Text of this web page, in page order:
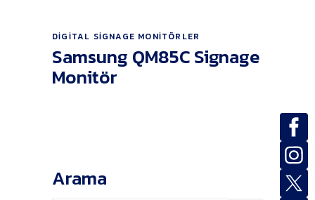
Ürünü İncele
DIGITAL SIGNAGE MONITÖRLER
Samsung QM85C Signage
Monitör
Arama